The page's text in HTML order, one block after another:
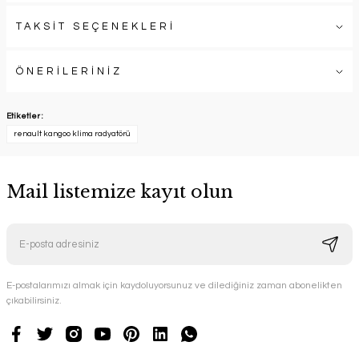
TAKSİT SEÇENEKLERİ
ÖNERİLERİNİZ
Etiketler :
renault kangoo klima radyatörü
Mail listemize kayıt olun
E-postalarımızı almak için kaydoluyorsunuz ve dilediğiniz zaman abonelikten
çıkabilirsiniz.